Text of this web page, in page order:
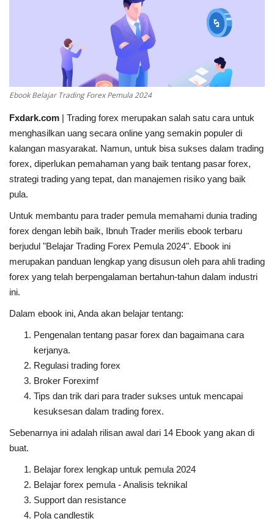
SAHAM
BROKER
kalender ekonomi
Gallery
Forum
Language
English Indonesia
Ebook Belajar Trading Forex Pemula 2024
Fxdark.com | Trading forex merupakan salah satu cara untuk
menghasilkan uang secara online yang semakin populer di
kalangan masyarakat. Namun, untuk bisa sukses dalam trading
forex, diperlukan pemahaman yang baik tentang pasar forex,
strategi trading yang tepat, dan manajemen risiko yang baik
pula.
Untuk membantu para trader pemula memahami dunia trading
forex dengan lebih baik, Ibnuh Trader merilis ebook terbaru
berjudul "Belajar Trading Forex Pemula 2024". Ebook ini
merupakan panduan lengkap yang disusun oleh para ahli trading
forex yang telah berpengalaman bertahun-tahun dalam industri
ini.
Dalam ebook ini, Anda akan belajar tentang:
Pengenalan tentang pasar forex dan bagaimana cara
kerjanya.
Regulasi trading forex
Broker Foreximf
Tips dan trik dari para trader sukses untuk mencapai
kesuksesan dalam trading forex.
Sebenarnya ini adalah rilisan awal dari 14 Ebook yang akan di
buat.
Belajar forex lengkap untuk pemula 2024
Belajar forex pemula - Analisis teknikal
Support dan resistance
Pola candlestik